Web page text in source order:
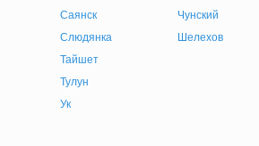
Саянск
Слюдянка
Тайшет
Тулун
Ук
Чунский
Шелехов